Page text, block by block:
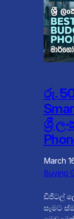
රු.
ශ්‍රී
March
Buying
ඩිජිටල්
සැමට